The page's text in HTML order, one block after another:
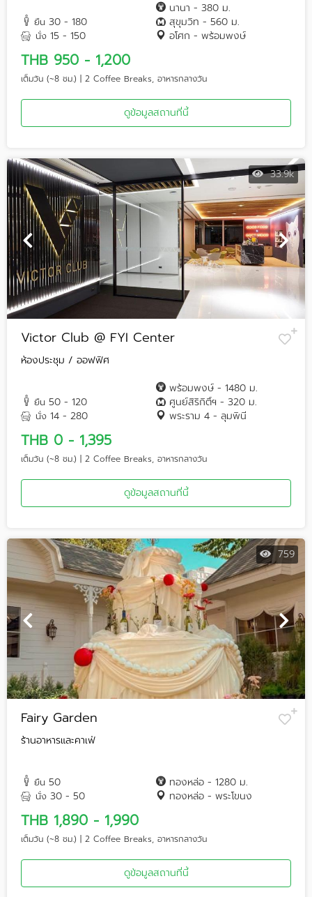
ยืน 30 - 180
นั่ง 15 - 150
นานา - 380 ม.
สุขุมวิท - 560 ม.
อโศก - พร้อมพงษ์
THB 950 - 1,200
เต็มวัน (~8 ชม.) | 2 Coffee Breaks, อาหารกลางวัน
ดูข้อมูลสถานที่นี้
33.9k
Victor Club @ FYI Center
ห้องประชุม / ออฟฟิศ
ยืน 50 - 120
นั่ง 14 - 280
พร้อมพงษ์ - 1480 ม.
ศูนย์สิริกิติ์ฯ - 320 ม.
พระราม 4 - ลุมพินี
THB 0 - 1,395
เต็มวัน (~8 ชม.) | 2 Coffee Breaks, อาหารกลางวัน
ดูข้อมูลสถานที่นี้
759
Fairy Garden
ร้านอาหารและคาเฟ่
ยืน 50
นั่ง 30 - 50
ทองหล่อ - 1280 ม.
ทองหล่อ - พระโขนง
THB 1,890 - 1,990
เต็มวัน (~8 ชม.) | 2 Coffee Breaks, อาหารกลางวัน
ดูข้อมูลสถานที่นี้